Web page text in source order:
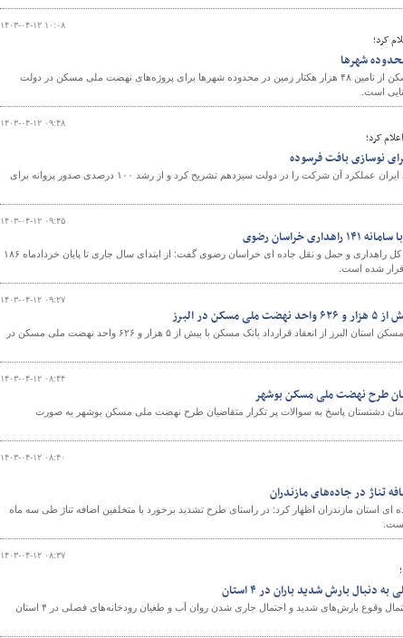
۱۴۰۳-۰۴-۱۲ ۱۰:۰۸
کرد؛
مدیرعامل سازمان ملی زمین و مسکن از تامین ۴۸ هزار هکتار زمین در محدوده شهرها برای پروژه‌های نهضت ملی مسکن در دولت
است.
۱۴۰۳-۰۴-۱۲ ۰۹:۴۸
کرد؛
مدیرعامل شرکت بازآفرینی شهری ایران عملکرد آن شرکت را در دولت سیزدهم تشریح کرد و از رشد ۱۰۰ درصدی صدور پروانه برای
۱۴۰۳-۰۴-۱۲ ۰۹:۴۵
رئیس مرکز مدیریت راه های اداره کل راهداری و حمل و نقل جاده ای خراسان رضوی گفت: از ابتدای سال جاری تا پایان خردادماه ۱۸۶
۱۴۰۳-۰۴-۱۲ ۰۹:۲۷
در البرز
معاون اجرایی مدیریت شعب بانک مسکن استان البرز از انعقاد قرارداد بانک مسکن با بیش از ۵ هزار و ۶۲۶ واحد نهضت ملی مسکن در
۱۴۰۳-۰۴-۱۲ ۰۸:۴۴
طرح نهضت ملی مسکن بوشهر
دشتستان پاسخ به سوالات پر تکرار متقاضیان طرح نهضت ملی مسکن بوشهر به صورت
۱۴۰۳-۰۴-۱۲ ۰۸:۴۰
ای استان مازندران اظهار کرد: در راستای طرح تشدید برخورد با متخلفین اضافه تناژ طی سه ماه
۱۴۰۳-۰۴-۱۲ ۰۸:۳۷
بارش شدید باران در ۴ استان
کارشناس سازمان هواشناسی از احتمال وقوع بارش‌های شدید و احتمال جاری شدن روان آب و طغیان رودخانه‌های فصلی در ۴ استان